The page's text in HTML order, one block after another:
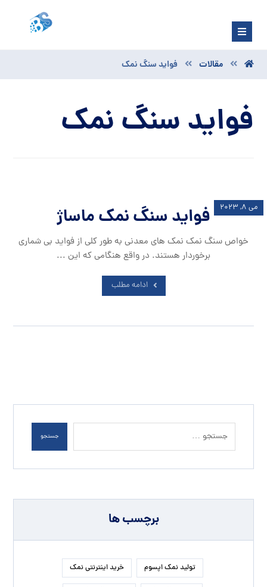
مقالات فواید سنگ نمک
فواید سنگ نمک
فواید سنگ نمک ماساژ می ۸, ۲۰۲۳
خواص سنگ نمک نمک‌ های معدنی به ‌طور کلی از فواید بی‌ شماری
برخوردار هستند. در واقع هنگامی که این ...
ادامه مطلب
جستجو
برچسب ها
تولید نمک اپسوم خرید اینترنتی نمک